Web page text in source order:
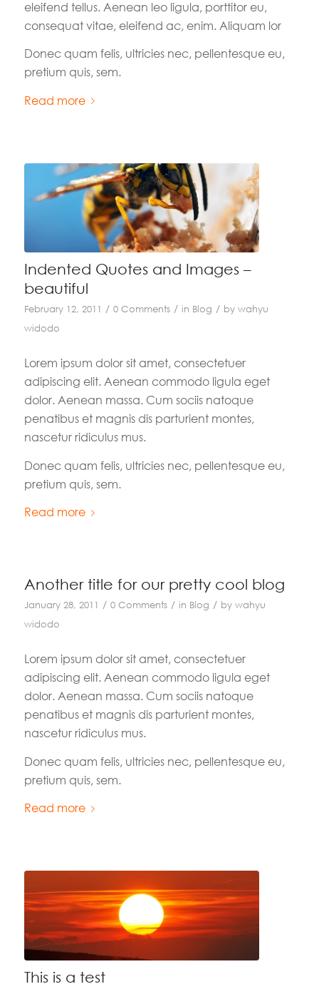
eleifend tellus. Aenean leo ligula, porttitor eu,
consequat vitae, eleifend ac, enim. Aliquam lor
Donec quam felis, ultricies nec, pellentesque eu,
pretium quis, sem.
Read more
Indented Quotes and Images –
beautiful
February 12, 2011 / 0 Comments / in Blog / by wahyu
widodo
Lorem ipsum dolor sit amet, consectetuer
adipiscing elit. Aenean commodo ligula eget
dolor. Aenean massa. Cum sociis natoque
penatibus et magnis dis parturient montes,
nascetur ridiculus mus.
Donec quam felis, ultricies nec, pellentesque eu,
pretium quis, sem.
Read more
Another title for our pretty cool blog
January 28, 2011 / 0 Comments / in Blog / by wahyu
widodo
Lorem ipsum dolor sit amet, consectetuer
adipiscing elit. Aenean commodo ligula eget
dolor. Aenean massa. Cum sociis natoque
penatibus et magnis dis parturient montes,
nascetur ridiculus mus.
Donec quam felis, ultricies nec, pellentesque eu,
pretium quis, sem.
Read more
This is a test